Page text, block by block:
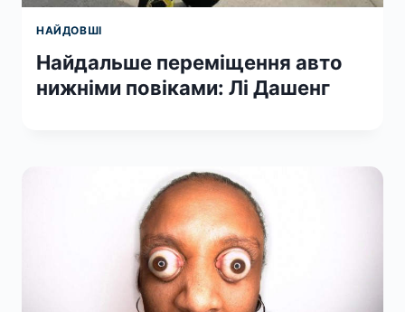
НАЙДОВШІ
Найдальше переміщення авто
нижніми повіками: Лі Дашенг